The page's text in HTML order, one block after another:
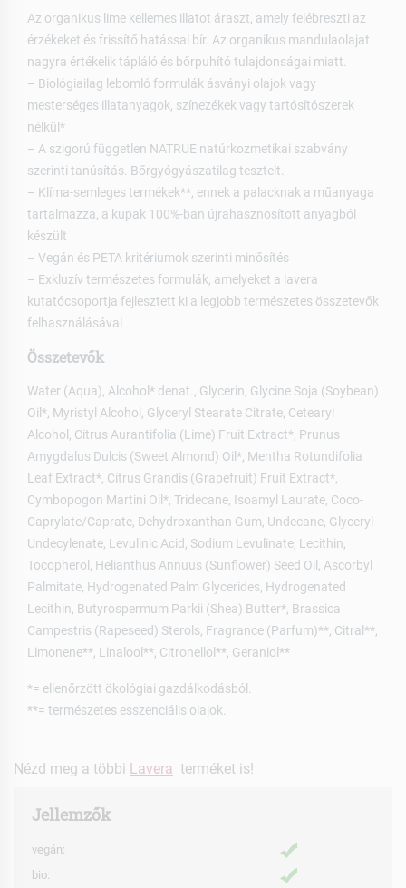
Az organikus lime kellemes illatot áraszt, amely felébreszti az
érzékeket és frissítő hatással bír. Az organikus mandulaolajat
nagyra értékelik tápláló és bőrpuhító tulajdonságai miatt.
– Biológiailag lebomló formulák ásványi olajok vagy
mesterséges illatanyagok, színezékek vagy tartósítószerek
nélkül*
– A szigorú független NATRUE natúrkozmetikai szabvány
szerinti tanúsítás. Bőrgyógyászatilag tesztelt.
– Klíma-semleges termékek**, ennek a palacknak a műanyaga
tartalmazza, a kupak 100%-ban újrahasznosított anyagból
készült
– Vegán és PETA kritériumok szerinti minősítés
– Exkluzív természetes formulák, amelyeket a lavera
kutatócsoportja fejlesztett ki a legjobb természetes összetevők
felhasználásával
Összetevők
Water (Aqua), Alcohol* denat., Glycerin, Glycine Soja (Soybean)
Oil*, Myristyl Alcohol, Glyceryl Stearate Citrate, Cetearyl
Alcohol, Citrus Aurantifolia (Lime) Fruit Extract*, Prunus
Amygdalus Dulcis (Sweet Almond) Oil*, Mentha Rotundifolia
Leaf Extract*, Citrus Grandis (Grapefruit) Fruit Extract*,
Cymbopogon Martini Oil*, Tridecane, Isoamyl Laurate, Coco-
Caprylate/Caprate, Dehydroxanthan Gum, Undecane, Glyceryl
Undecylenate, Levulinic Acid, Sodium Levulinate, Lecithin,
Tocopherol, Helianthus Annuus (Sunflower) Seed Oil, Ascorbyl
Palmitate, Hydrogenated Palm Glycerides, Hydrogenated
Lecithin, Butyrospermum Parkii (Shea) Butter*, Brassica
Campestris (Rapeseed) Sterols, Fragrance (Parfum)**, Citral**,
Limonene**, Linalool**, Citronellol**, Geraniol**
*= ellenőrzött ökológiai gazdálkodásból.
**= természetes esszenciális olajok.
Nézd meg a többi Lavera terméket is!
Jellemzők
vegán:
bio: